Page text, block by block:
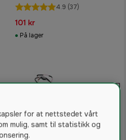
4.9 (37)
101 kr
På lager
for at nettstedet vårt
mulig, samt til statistikk og